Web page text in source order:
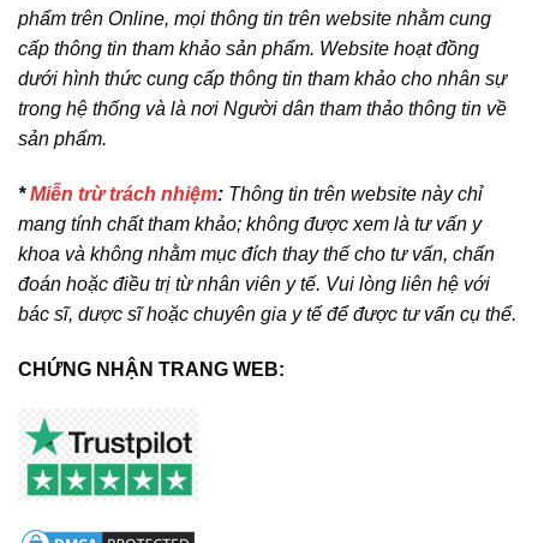
phẩm trên Online, mọi thông tin trên website nhằm cung
cấp thông tin tham khảo sản phẩm. Website hoạt đồng
dưới hình thức cung cấp thông tin tham khảo cho nhân sự
trong hệ thống và là nơi Người dân tham thảo thông tin về
sản phẩm.
*Miễn trừ trách nhiệm: Thông tin trên website này chỉ
mang tính chất tham khảo; không được xem là tư vấn y
khoa và không nhằm mục đích thay thế cho tư vấn, chẩn
đoán hoặc điều trị từ nhân viên y tế. Vui lòng liên hệ với
bác sĩ, dược sĩ hoặc chuyên gia y tế để được tư vấn cụ thể.
CHỨNG NHẬN TRANG WEB: